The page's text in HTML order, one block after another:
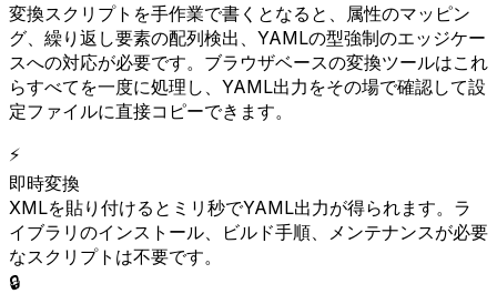
変換スクリプトを手作業で書くとなると、属性のマッピン
グ、繰り返し要素の配列検出、YAMLの型強制のエッジケー
スへの対応が必要です。ブラウザベースの変換ツールはこれ
らすべてを一度に処理し、YAML出力をその場で確認して設
定ファイルに直接コピーできます。
⚡
即時変換
XMLを貼り付けるとミリ秒でYAML出力が得られます。ラ
イブラリのインストール、ビルド手順、メンテナンスが必要
なスクリプトは不要です。
🔒